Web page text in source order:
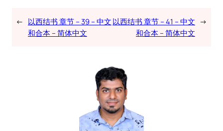
← 以西结书 章节 – 39 – 中文
和合本 – 简体中文
以西结书 章节 – 41 – 中文
和合本 – 简体中文
→